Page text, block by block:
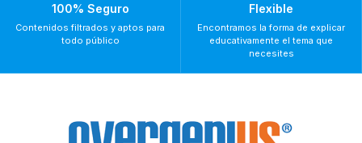
100% Seguro
Contenidos filtrados y aptos para
todo público
Flexible
Encontramos la forma de explicar
educativamente el tema que
necesites